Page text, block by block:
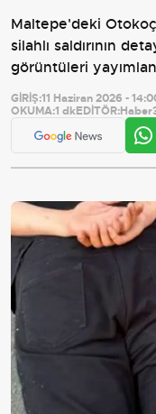
Maltepe'deki
silahlı saldırının
görüntüleri
GİRİŞ:11 Haziran 2026 -
OKUMA:1 dkEDİTÖR: